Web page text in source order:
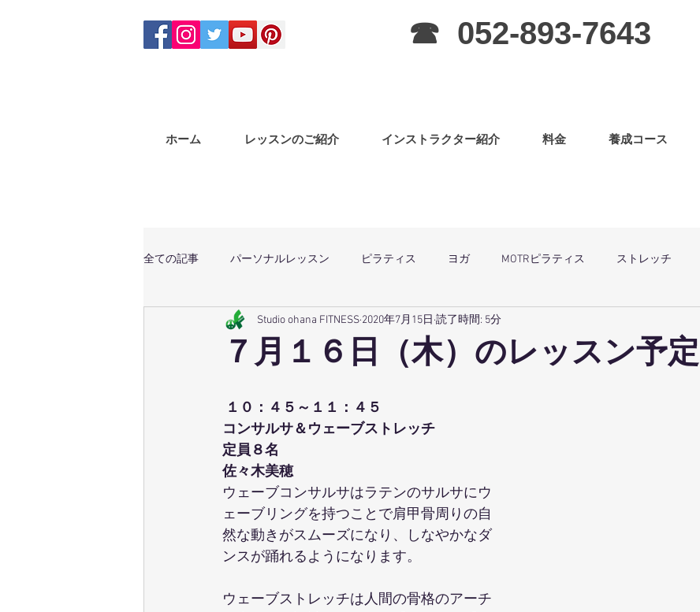
☎ 052-893-7643
ホーム レッスンのご紹介 インストラクター紹介 料金 養成コース
全ての記事 パーソナルレッスン ピラティス ヨガ MOTRピラティス ストレッチ
体幹トレーニング マサラバングラ ピラティス（子連OK）
テクニカル養成コース
ポールウォーキング ピラティス養成コース 講演会
７月１６日（木）のレッスン予定
Studio ohana FITNESS 2020年7月15日 読了時間: 5分
１０：４５～１１：４５
コンサルサ＆ウェーブストレッチ
定員８名
佐々木美穂
ウェーブコンサルサはラテンのサルサにウ
ェーブリングを持つことで肩甲骨周りの自
然な動きがスムーズになり、しなやかなダ
ンスが踊れるようになります。
ウェーブストレッチは人間の骨格のアーチ